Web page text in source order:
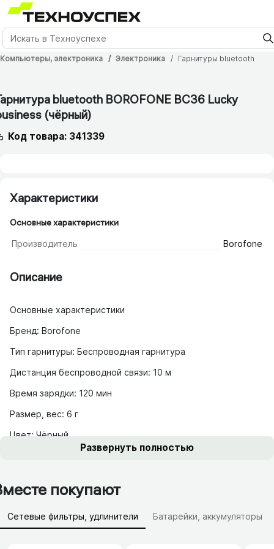
Компьютеры, электроника Электроника Гарнитуры bluetooth
bluetooth BOROFONE BC36 Lucky
(чёрный)
Код товара: 341339
Характеристики
Основные характеристики
Производитель Borofone
Описание
Основные характеристики
Бренд: Borofone
Тип гарнитуры: Беспроводная гарнитура
Дистанция беспроводной связи: 10 м
Время зарядки: 120 мин
Размер, вес: 6 г
Цвет: Чёрный
Развернуть полностью
покупают
Сетевые фильтры, удлинители Батарейки, аккумуляторы